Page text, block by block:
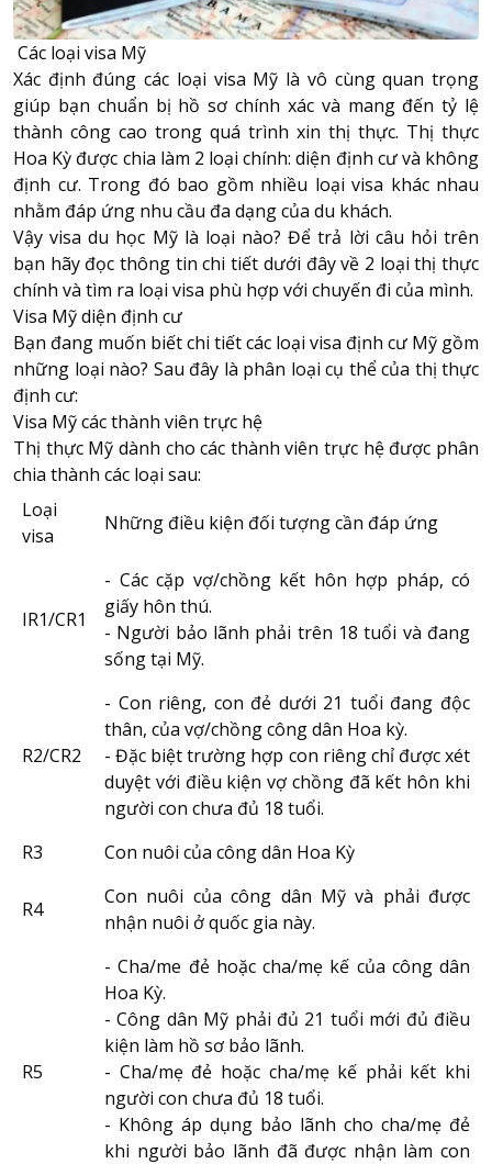
Các loại visa Mỹ
Xác định đúngcác loại visa Mỹ là vô cùng quan trọng
giúp bạn chuẩn bị hồ sơ chính xác và mang đến tỷ lệ
thành công cao trong quá trình xin thị thực. Thị thực
Hoa Kỳ được chia làm 2 loại chính: diện định cư và không
định cư. Trong đó bao gồm nhiều loại visa khác nhau
nhằm đáp ứng nhu cầu đa dạng của du khách.
Vậy visa du học Mỹ là loại nào? Để trả lời câu hỏi trên
bạn hãy đọc thông tin chi tiết dưới đây về 2 loại thị thực
chính và tìm ra loại visa phù hợp với chuyến đi của mình.
Visa Mỹ diện định cư
Bạn đang muốn biết chi tiết các loại visa định cư Mỹ gồm
những loại nào? Sau đây là phân loại cụ thể của thị thực
định cư:
Visa Mỹ các thành viên trực hệ
Thị thực Mỹ dành cho các thành viên trực hệ được phân
chia thành các loại sau:
Loại
visa
Những điều kiện đối tượng cần đáp ứng
IR1/CR1
- Các cặp vợ/chồng kết hôn hợp pháp, có
giấy hôn thú.
- Người bảo lãnh phải trên 18 tuổi và đang
sống tại Mỹ.
R2/CR2
- Con riêng, con đẻ dưới 21 tuổi đang độc
thân, của vợ/chồng công dân Hoa kỳ.
- Đặc biệt trường hợp con riêng chỉ được xét
duyệt với điều kiện vợ chồng đã kết hôn khi
người con chưa đủ 18 tuổi.
R3
Con nuôi của công dân Hoa Kỳ
R4
Con nuôi của công dân Mỹ và phải được
nhận nuôi ở quốc gia này.
R5
- Cha/me đẻ hoặc cha/mẹ kế của công dân
Hoa Kỳ.
- Công dân Mỹ phải đủ 21 tuổi mới đủ điều
kiện làm hồ sơ bảo lãnh.
- Cha/mẹ đẻ hoặc cha/mẹ kế phải kết khi
người con chưa đủ 18 tuổi.
- Không áp dụng bảo lãnh cho cha/mẹ đẻ
khi người bảo lãnh đã được nhận làm con